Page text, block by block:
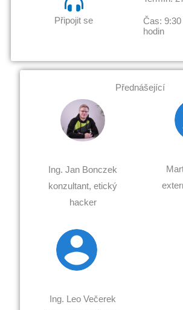
Připojit se
Čas: 9:30
hodin
Přednášející
Ing. Jan Bonczek
konzultant, etický
hacker
Ing. Leo Večerek